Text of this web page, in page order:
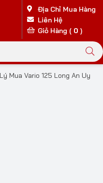
Địa Chỉ Mua Hàng
Liên Hệ
Giỏ Hàng ( 0 )
Mua Vario 125 Long An Uy